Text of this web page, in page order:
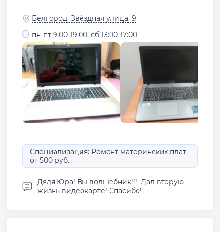
Белгород, Звёздная улица, 9
пн-пт 9:00-19:00; сб 13:00-17:00
Специализация: Ремонт материнских плат
от 500 руб.
Дядя Юра! Вы волшебник!!!! Дал вторую
жизнь видеокарте! Спасибо!